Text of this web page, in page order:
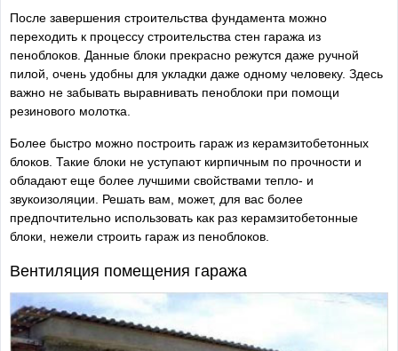
После завершения строительства фундамента можно
переходить к процессу строительства стен гаража из
пеноблоков. Данные блоки прекрасно режутся даже ручной
пилой, очень удобны для укладки даже одному человеку. Здесь
важно не забывать выравнивать пеноблоки при помощи
резинового молотка.
Более быстро можно построить гараж из керамзитобетонных
блоков. Такие блоки не уступают кирпичным по прочности и
обладают еще более лучшими свойствами тепло- и
звукоизоляции. Решать вам, может, для вас более
предпочтительно использовать как раз керамзитобетонные
блоки, нежели строить гараж из пеноблоков.
Вентиляция помещения гаража